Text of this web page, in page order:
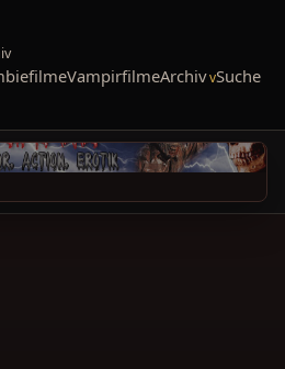
VampirfilmeArchiv Suche